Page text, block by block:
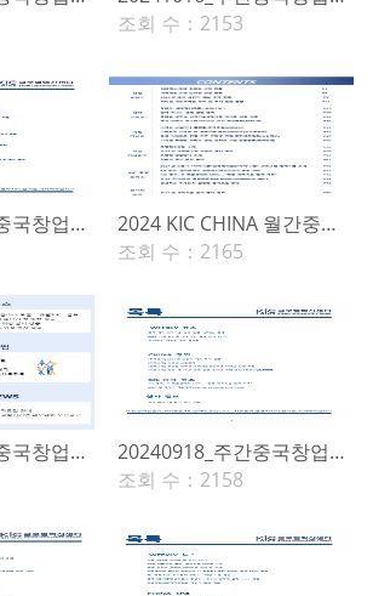
조회 수： 2153
20241009_주간중국창업(395호)
2024 KIC CHINA 월간중국창업(9월호)
조회 수： 2165
20240925_주간중국창업(394호)
20240918_주간중국창업(393호)
조회 수： 2158